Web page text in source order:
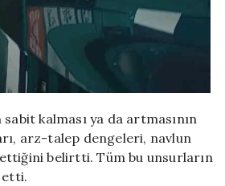
kalması ya da artmasının
arz-talep dengeleri, navlun
belirtti. Tüm bu unsurların
etti.